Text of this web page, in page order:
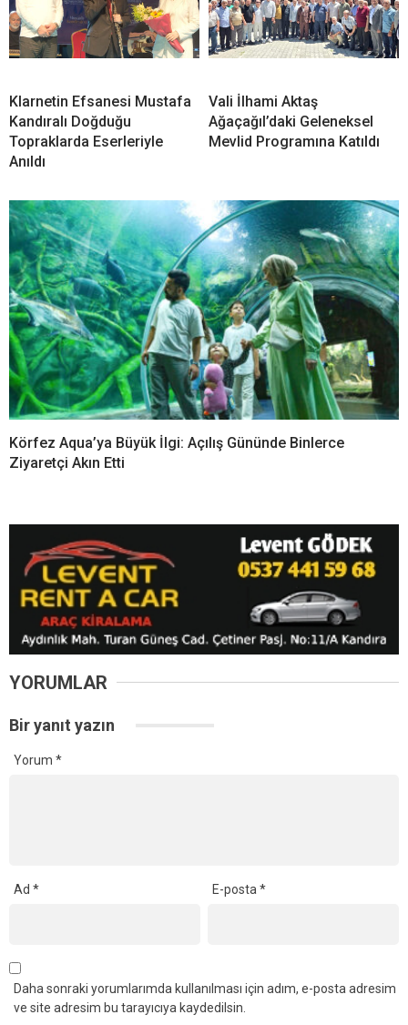
Klarnetin Efsanesi Mustafa
Kandıralı Doğduğu
Topraklarda Eserleriyle
Anıldı
Vali İlhami Aktaş
Ağaçağıl’daki Geleneksel
Mevlid Programına Katıldı
Körfez Aqua’ya Büyük İlgi: Açılış Gününde Binlerce
Ziyaretçi Akın Etti
YORUMLAR
Bir yanıt yazın
Yorum *
Ad * E-posta*
Daha sonraki yorumlarımda kullanılması için adım, e-posta adresim
ve site adresim bu tarayıcıya kaydedilsin.